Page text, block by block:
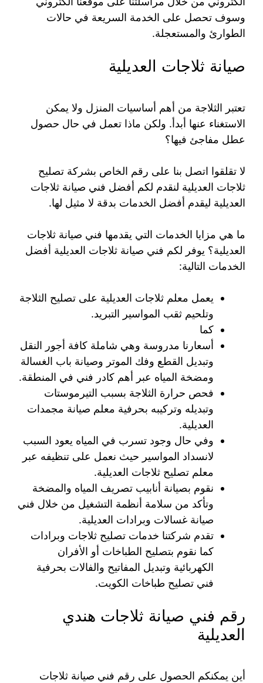
وسوف تحصل على الخدمة السريعة في حالات
الطوارئ والمستعجلة.
صيانة ثلاجات العديلية
تعتبر الثلاجة من أهم أساسيات المنزل ولا يمكن
الاستغناء عنها أبدأ. ولكن ماذا تعمل في حال حصول
عطل مفاجئ فيها؟
لا تقلقوا اتصل بنا على رقم الخاص بشركة تصليح
ثلاجات العديلية لنقدم لكم أفضل فني صيانة ثلاجات
العديلية ليقدم أفضل الخدمات بدقة لا مثيل لها.
ما هي مزايا الخدمات التي يقدمها فني صيانة ثلاجات
العديلية؟ يوفر لكم فني صيانة ثلاجات العديلية أفضل
الخدمات التالية:
يعمل معلم ثلاجات العديلية على تصليح الثلاجة
وتلحيم ثقب المواسير التبريد.
كما
أسعارنا مدروسة وهي شاملة كافة أجور النقل
وتبديل القطع وفك الموتر وصيانة باب الغسالة
ومضخة المياه عبر أهم كادر فني في المنطقة.
فحص حرارة الثلاجة بسبب التيرموستات
وتبديله وتركيبه بحرفية معلم صيانة مجمدات
العديلية.
وفي حال وجود تسرب في المياه يعود السبب
لانسداد المواسير حيث نعمل على تنظيفه عبر
معلم تصليح ثلاجات العديلية.
نقوم بصيانة أنابيب تصريف المياه والمضخة
وتأكد من سلامة أنظمة التشغيل من خلال فني
صيانة غسالات وبرادات العديلية.
تقدم شركتنا خدمات تصليح ثلاجات وبرادات
كما نقوم بتصليح الطباخات أو الأفران
الكهربائية وتبديل المفاتيح والفالات بحرفية
فني تصليح طباخات الكويت.
رقم فني صيانة ثلاجات هندي
العديلية
أين يمكنكم الحصول على رقم فني صيانة ثلاجات